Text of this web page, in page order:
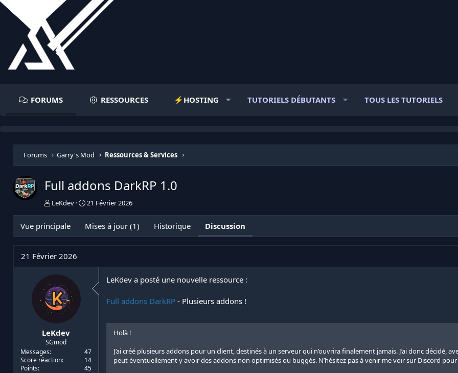
FORUMS RESSOURCES ⚡️HOSTING TUTORIELS DÉBUTANTS TOUS LES TUTORIELS
Forums Garry's Mod Ressources & Services
Full addons DarkRP 1.0
I
t
i
a
t
u
r
d
e
l
a
d
i
c
LeKdev
D
e
d
e
21 Février 2026
Vue principale Mises à jour (1) Historique Discussion
21 Février 2026
LeKdev
SGmod
Messages
47
Score réaction
14
Points
45
LeKdev a posté une nouvelle ressource :
Full addons DarkRP - Plusieurs addons !
Holà !
J’ai créé plusieurs addons pour un client, destinés à un serveur qui n’ouvrira finalement jamais. J’ai donc décidé,
peut éventuellement y avoir des addons non optimisés ou buggés. N’hésitez pas à venir me voir sur Discord